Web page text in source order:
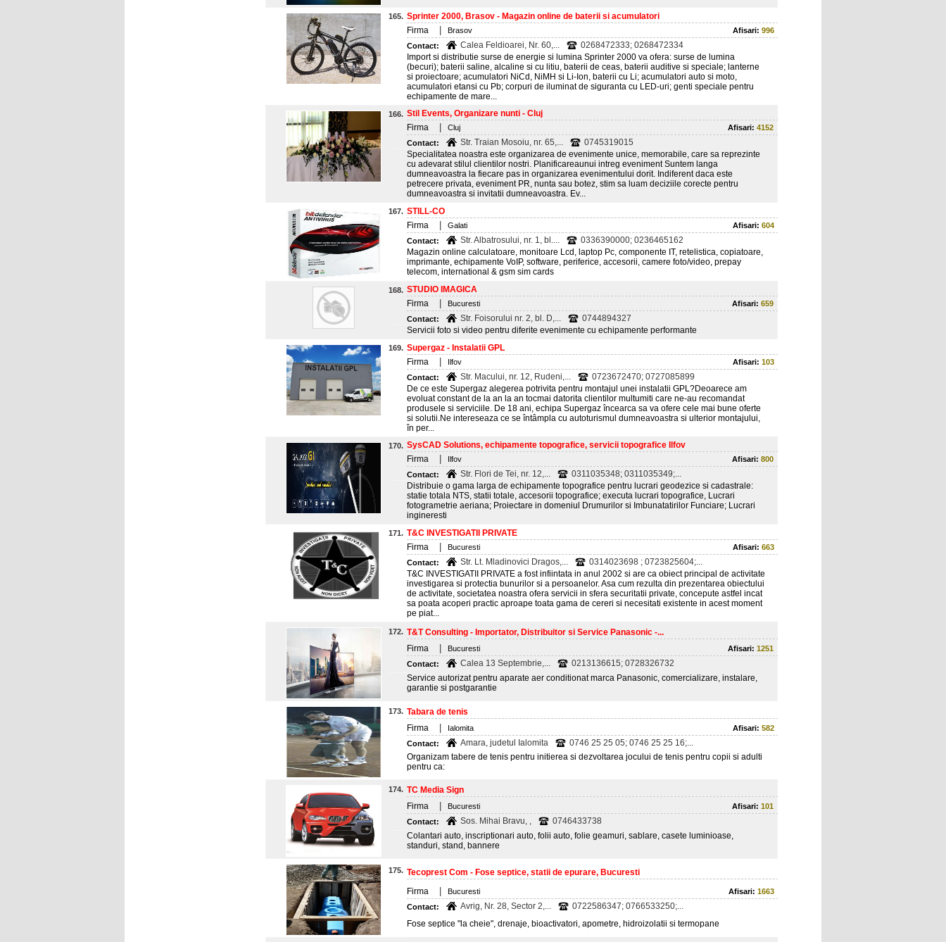
165. Sprinter 2000, Brasov - Magazin online de baterii si acumulatori
Firma
Brasov Afisari: 996
Contact:
Calea Feldioarei, Nr. 60,...
0268472333; 0268472334
Import si distributie surse de energie si lumina Sprinter 2000 va ofera: surse de lumina
(becuri); baterii saline, alcaline si cu litiu, baterii de ceas, baterii auditive si speciale; lanterne
si proiectoare; acumulatori NiCd, NiMH si Li-Ion, baterii cu Li; acumulatori auto si moto,
acumulatori etansi cu Pb; corpuri de iluminat de siguranta cu LED-uri; genti speciale pentru
echipamente de mare...
166. Stil Events, Organizare nunti - Cluj
Firma
Cluj Afisari: 4152
Contact:
Str. Traian Mosoiu, nr. 65,...
0745319015
Specialitatea noastra este organizarea de evenimente unice, memorabile, care sa reprezinte
cu adevarat stilul clientilor nostri. Planificareaunui intreg eveniment Suntem langa
dumneavoastra la fiecare pas in organizarea evenimentului dorit. Indiferent daca este
petrecere privata, eveniment PR, nunta sau botez, stim sa luam deciziile corecte pentru
dumneavoastra si invitatii dumneavoastra. Ev...
167. STILL-CO
Firma
Galati Afisari: 604
Contact:
Str. Albatrosului, nr. 1, bl....
0336390000; 0236465162
Magazin online calculatoare, monitoare Lcd, laptop Pc, componente IT, retelistica, copiatoare,
imprimante, echipamente VoIP, software, periferice, accesorii, camere foto/video, prepay
telecom, international & gsm sim cards
168. STUDIO IMAGICA
Firma
Bucuresti Afisari: 659
Contact:
Str. Foisorului nr. 2, bl. D,...
0744894327
Servicii foto si video pentru diferite evenimente cu echipamente performante
169. Supergaz - Instalatii GPL
Firma
Ilfov Afisari: 103
Contact:
Str. Macului, nr. 12, Rudeni,...
0723672470; 0727085899
De ce este Supergaz alegerea potrivita pentru montajul unei instalatii GPL?Deoarece am
evoluat constant de la an la an tocmai datorita clientilor multumiti care ne-au recomandat
produsele si serviciile. De 18 ani, echipa Supergaz încearca sa va ofere cele mai bune oferte
si solutii.Ne intereseaza ce se întâmpla cu autoturismul dumneavoastra si ulterior montajului,
în per...
170. SysCAD Solutions, echipamente topografice, servicii topografice Ilfov
Firma
Ilfov Afisari: 800
Contact:
Str. Flori de Tei, nr. 12,...
0311035348; 0311035349;...
Distribuie o gama larga de echipamente topografice pentru lucrari geodezice si cadastrale:
statie totala NTS, statii totale, accesorii topografice; executa lucrari topografice, Lucrari
fotogrametrie aeriana; Proiectare in domeniul Drumurilor si Imbunatatirilor Funciare; Lucrari
ingineresti
171. T&C INVESTIGATII PRIVATE
Firma
Bucuresti Afisari: 663
Contact:
Str. Lt. Mladinovici Dragos,...
0314023698 ; 0723825604;...
T&C INVESTIGATII PRIVATE a fost infiintata in anul 2002 si are ca obiect principal de activitate
investigarea si protectia bunurilor si a persoanelor. Asa cum rezulta din prezentarea obiectului
de activitate, societatea noastra ofera servicii in sfera securitatii private, concepute astfel incat
sa poata acoperi practic aproape toata gama de cereri si necesitati existente in acest moment
pe piat...
172. T&T Consulting - Importator, Distribuitor si Service Panasonic -...
Firma
Bucuresti Afisari: 1251
Contact:
Calea 13 Septembrie,...
0213136615; 0728326732
Service autorizat pentru aparate aer conditionat marca Panasonic, comercializare, instalare,
garantie si postgarantie
173. Tabara de tenis
Firma
Ialomita Afisari: 582
Contact:
Amara, judetul Ialomita
0746 25 25 05; 0746 25 25 16;...
Organizam tabere de tenis pentru initierea si dezvoltarea jocului de tenis pentru copii si adulti
pentru ca:
174. TC Media Sign
Firma
Bucuresti Afisari: 101
Contact:
Sos. Mihai Bravu, ,
0746433738
Colantari auto, inscriptionari auto, folii auto, folie geamuri, sablare, casete luminioase,
standuri, stand, bannere
175. Tecoprest Com - Fose septice, statii de epurare, Bucuresti
Firma
Bucuresti Afisari: 1663
Contact:
Avrig, Nr. 28, Sector 2,...
0722586347; 0766533250;...
Fose septice "la cheie", drenaje, bioactivatori, apometre, hidroizolatii si termopane